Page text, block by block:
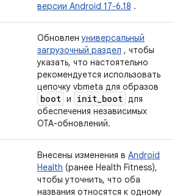
версии Android 17-6.18 .
Обновленуниверсальный
загрузочный раздел , чтобы
указать, что настоятельно
рекомендуется использовать
цепочку vbmeta для образов
boot и init_boot для
обеспечения независимых
OTA-обновлений.
Внесены изменения в Android
Health (ранее Health Fitness),
чтобы уточнить, что оба
названия относятся к одному